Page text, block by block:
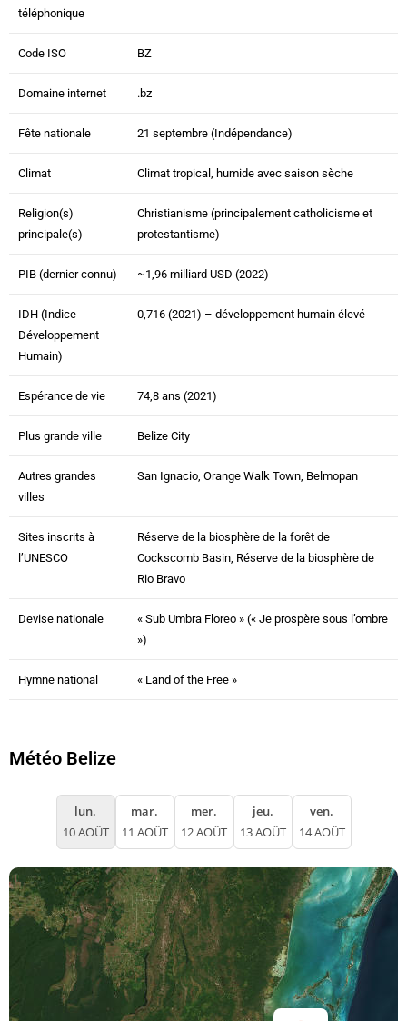
téléphonique
Code ISO BZ
Domaine internet .bz
Fête nationale 21 septembre (Indépendance)
Climat Climat tropical, humide avec saison sèche
Religion(s)
principale(s)
Christianisme (principalement catholicisme et
protestantisme)
PIB (dernier connu) ~1,96 milliard USD (2022)
IDH (Indice
Développement
Humain)
0,716 (2021) – développement humain élevé
Espérance de vie 74,8 ans (2021)
Plus grande ville Belize City
Autres grandes
villes
San Ignacio, Orange Walk Town, Belmopan
Sites inscrits à
l’UNESCO
Réserve de la biosphère de la forêt de
Cockscomb Basin, Réserve de la biosphère de
Rio Bravo
Devise nationale
« Sub Umbra Floreo » (« Je prospère sous l’ombre
»)
Hymne national « Land of the Free »
Météo Belize
lun.
10 AOÛT
mar.
11 AOÛT
mer.
12 AOÛT
jeu.
13 AOÛT
ven.
14 AOÛT